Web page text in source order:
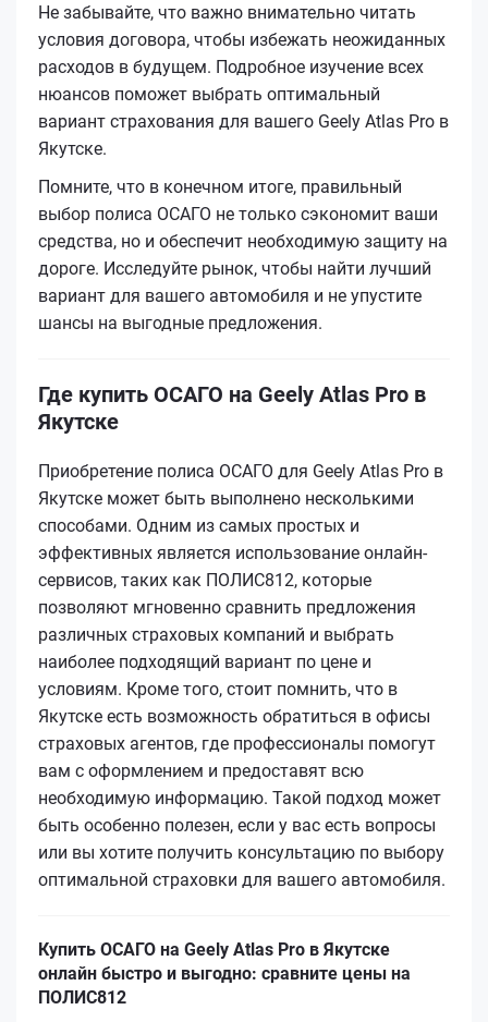
Не забывайте, что важно внимательно читать
условия договора, чтобы избежать неожиданных
расходов в будущем. Подробное изучение всех
нюансов поможет выбрать оптимальный
вариант страхования для вашего Geely Atlas Pro в
Якутске.
Помните, что в конечном итоге, правильный
выбор полиса ОСАГО не только сэкономит ваши
средства, но и обеспечит необходимую защиту на
дороге. Исследуйте рынок, чтобы найти лучший
вариант для вашего автомобиля и не упустите
шансы на выгодные предложения.
Где купить ОСАГО на Geely Atlas Pro в
Якутске
Приобретение полиса ОСАГО для Geely Atlas Pro в
Якутске может быть выполнено несколькими
способами. Одним из самых простых и
эффективных является использование онлайн-
сервисов, таких как ПОЛИС812, которые
позволяют мгновенно сравнить предложения
различных страховых компаний и выбрать
наиболее подходящий вариант по цене и
условиям. Кроме того, стоит помнить, что в
Якутске есть возможность обратиться в офисы
страховых агентов, где профессионалы помогут
вам с оформлением и предоставят всю
необходимую информацию. Такой подход может
быть особенно полезен, если у вас есть вопросы
или вы хотите получить консультацию по выбору
оптимальной страховки для вашего автомобиля.
Купить ОСАГО на Geely Atlas Pro в Якутске
онлайн быстро и выгодно: сравните цены на
ПОЛИС812